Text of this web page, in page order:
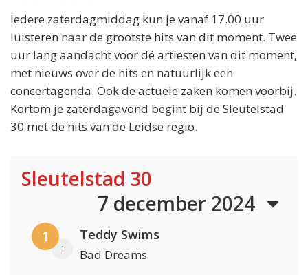
Iedere zaterdagmiddag kun je vanaf 17.00 uur
luisteren naar de grootste hits van dit moment. Twee
uur lang aandacht voor dé artiesten van dit moment,
met nieuws over de hits en natuurlijk een
concertagenda. Ook de actuele zaken komen voorbij.
Kortom je zaterdagavond begint bij de Sleutelstad
30 met de hits van de Leidse regio.
Sleutelstad 30
7 december 2024
1
1
Teddy Swims
Bad Dreams